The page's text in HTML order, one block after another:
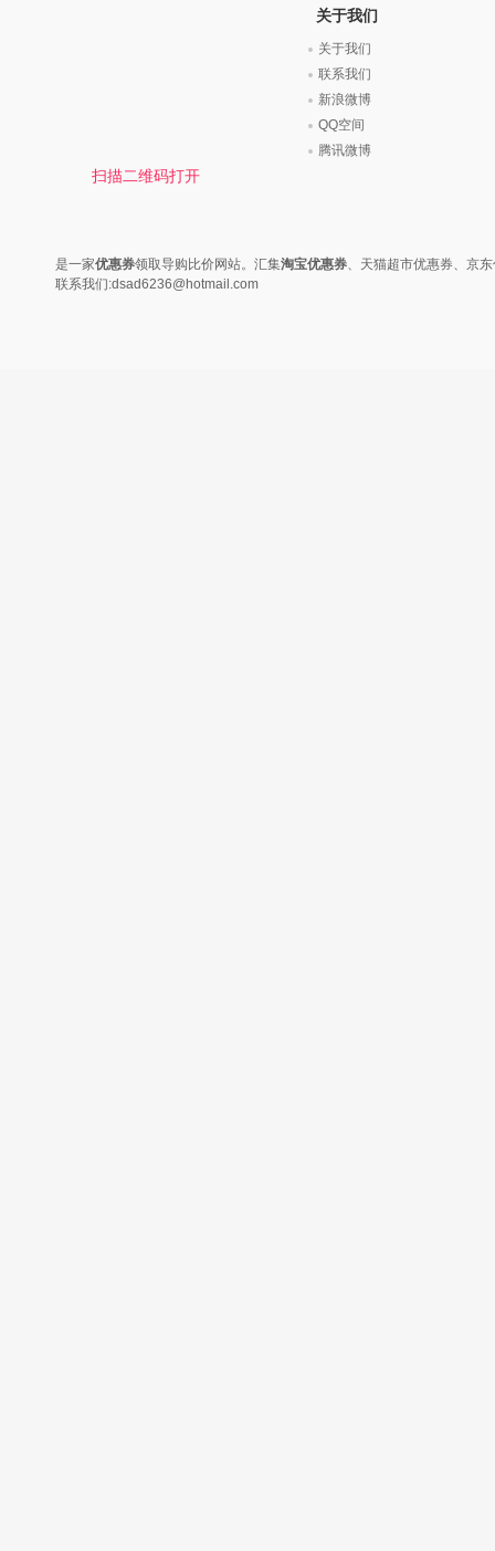
扫描二维码打开
关于我们
关于我们
联系我们
新浪微博
QQ空间
腾讯微博
是一家优惠券领取导购比价网站。汇集淘宝优惠券、天猫超市优惠券、京
联系我们:dsad6236@hotmail.com